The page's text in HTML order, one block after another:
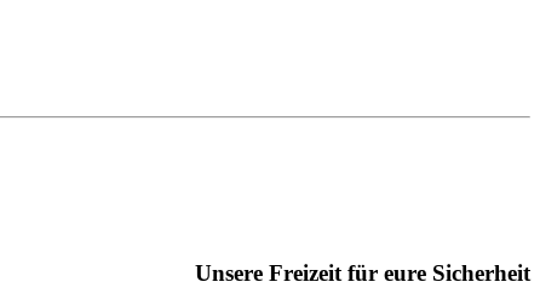
Unsere Freizeit für eure Sicherheit